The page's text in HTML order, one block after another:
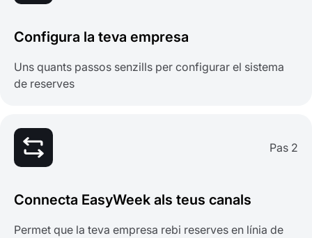
Configura la teva empresa
Uns quants passos senzills per configurar el sistema
de reserves
Pas 2
Connecta EasyWeek als teus canals
Permet que la teva empresa rebi reserves en línia de